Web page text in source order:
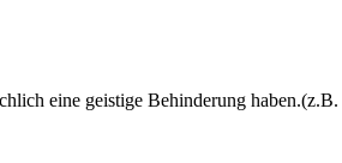
eine geistige Behinderung